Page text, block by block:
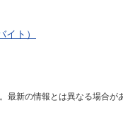
ト）
最新の情報とは異なる場合が